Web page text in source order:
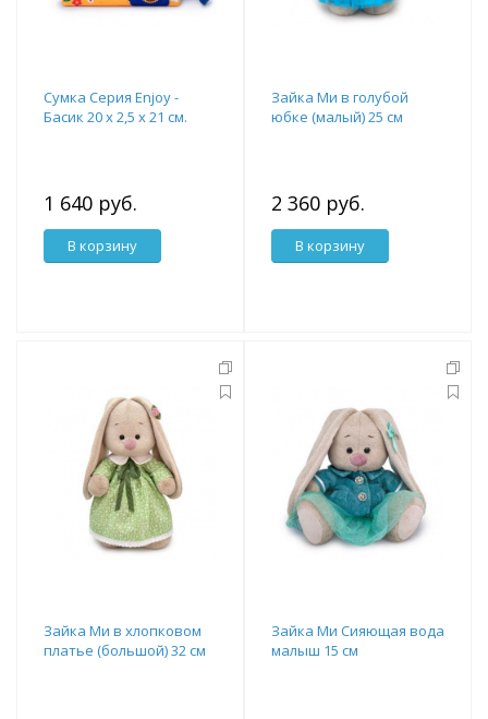
Сумка Cерия Enjoy -
Басик 20 х 2,5 х 21 см.
1 640 руб.
В корзину
Зайка Ми в голубой
юбке (малый) 25 см
2 360 руб.
В корзину
Зайка Ми в хлопковом
платье (большой) 32 см
Зайка Ми Сияющая вода
малыш 15 см